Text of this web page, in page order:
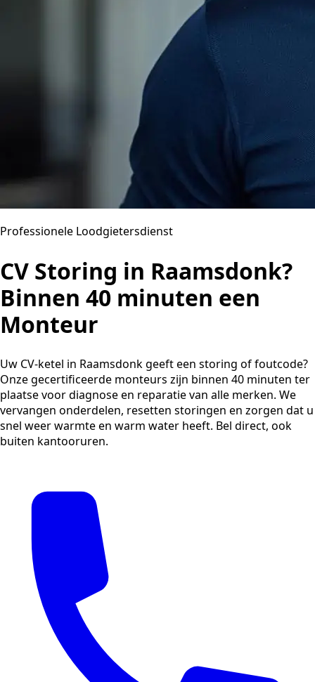
Professionele Loodgietersdienst
CV Storing in Raamsdonk?
Binnen 40 minuten een
Monteur
Uw CV-ketel in Raamsdonk geeft een storing of foutcode?
Onze gecertificeerde monteurs zijn binnen 40 minuten ter
plaatse voor diagnose en reparatie van alle merken. We
vervangen onderdelen, resetten storingen en zorgen dat u
snel weer warmte en warm water heeft. Bel direct, ook
buiten kantooruren.